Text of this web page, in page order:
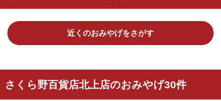
近くのおみやげをさがす
さくら野百貨店北上店のおみやげ30件